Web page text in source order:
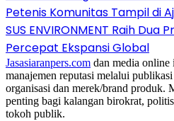
Petenis Komunitas Tampil di
SUS ENVIRONMENT Raih Dua
Percepat Ekspansi Global
Jasasiaranpers.com dan media
manajemen reputasi melalui
organisasi dan merek/brand produk.
penting bagi kalangan birokrat,
tokoh publik.